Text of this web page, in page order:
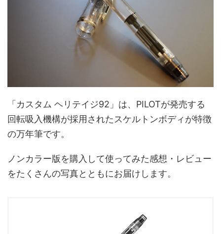
「カスタム ヘリテイジ92」は、PILOTが発売する
回転吸入機構が採用されたスケルトンボディが特徴
の万年筆です。
ノンカラー版を購入して使ってみた感想・レビュー
をたくさんの写真とともにお届けします。